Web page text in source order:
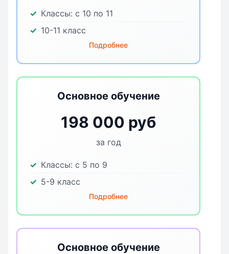
Классы: с 10 по 11
10-11 класс
Подробнее
Основное обучение
198 000 руб
за год
Классы: с 5 по 9
5-9 класс
Подробнее
Основное обучение